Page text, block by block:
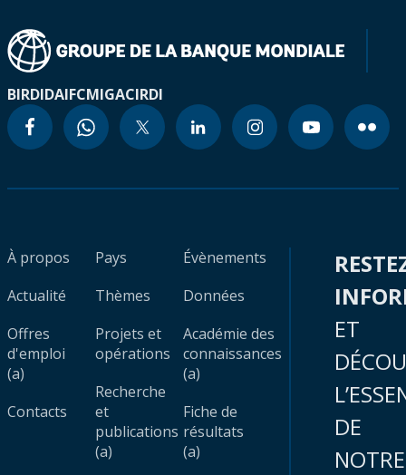
BIRDIDAIFCMIGACIRDI
À propos
Actualité
Offres
d'emploi
(a)
Contacts
Pays
Thèmes
Projets et
opérations
Recherche
et
publications
(a)
Évènements
Données
Académie des
connaissances
(a)
Fiche de
résultats
(a)
ET
DE
NOTRE